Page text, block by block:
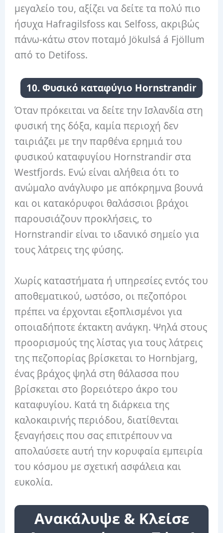
μεγαλείο του, αξίζει να δείτε τα πολύ πιο
ήσυχα Hafragilsfoss και Selfoss, ακριβώς
πάνω-κάτω στον ποταμό Jökulsá á Fjöllum
από το Detifoss.
10. Φυσικό καταφύγιο Hornstrandir
Όταν πρόκειται να δείτε την Ισλανδία στη
φυσική της δόξα, καμία περιοχή δεν
ταιριάζει με την παρθένα ερημιά του
φυσικού καταφυγίου Hornstrandir στα
Westfjords. Ενώ είναι αλήθεια ότι το
ανώμαλο ανάγλυφο με απόκρημνα βουνά
και οι κατακόρυφοι θαλάσσιοι βράχοι
παρουσιάζουν προκλήσεις, το
Hornstrandir είναι το ιδανικό σημείο για
τους λάτρεις της φύσης.
Χωρίς καταστήματα ή υπηρεσίες εντός του
αποθεματικού, ωστόσο, οι πεζοπόροι
πρέπει να έρχονται εξοπλισμένοι για
οποιαδήποτε έκτακτη ανάγκη. Ψηλά στους
προορισμούς της λίστας για τους λάτρεις
της πεζοπορίας βρίσκεται το Hornbjarg,
ένας βράχος ψηλά στη θάλασσα που
βρίσκεται στο βορειότερο άκρο του
καταφυγίου. Κατά τη διάρκεια της
καλοκαιρινής περιόδου, διατίθενται
ξεναγήσεις που σας επιτρέπουν να
απολαύσετε αυτή την κορυφαία εμπειρία
του κόσμου με σχετική ασφάλεια και
ευκολία.
Ανακάλυψε & Κλείσε